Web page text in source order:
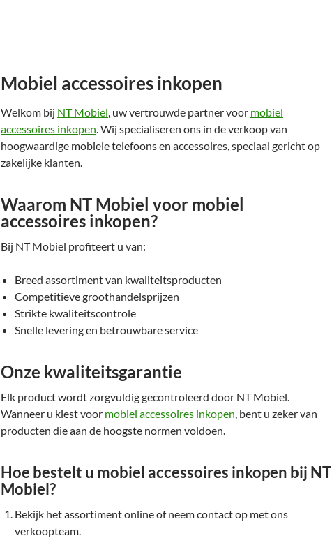
Mobiel accessoires inkopen
Welkom bij NT Mobiel, uw vertrouwde partner voor mobiel
accessoires inkopen. Wij specialiseren ons in de verkoop van
hoogwaardige mobiele telefoons en accessoires, speciaal gericht op
zakelijke klanten.
Waarom NT Mobiel voor mobiel
accessoires inkopen?
Bij NT Mobiel profiteert u van:
Breed assortiment van kwaliteitsproducten
Competitieve groothandelsprijzen
Strikte kwaliteitscontrole
Snelle levering en betrouwbare service
Onze kwaliteitsgarantie
Elk product wordt zorgvuldig gecontroleerd door NT Mobiel.
Wanneer u kiest voor mobiel accessoires inkopen, bent u zeker van
producten die aan de hoogste normen voldoen.
Hoe bestelt u mobiel accessoires inkopen bij NT
Mobiel?
Bekijk het assortiment online of neem contact op met ons
verkoopteam.